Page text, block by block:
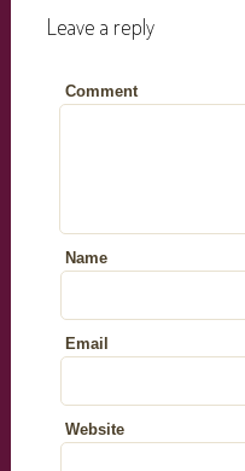
Leave a reply
Comment
Name
Email
Website